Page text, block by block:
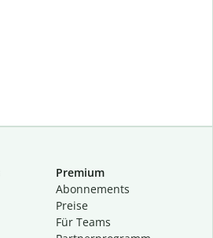
Premium
Abon­ne­ments
Preise
Für Teams